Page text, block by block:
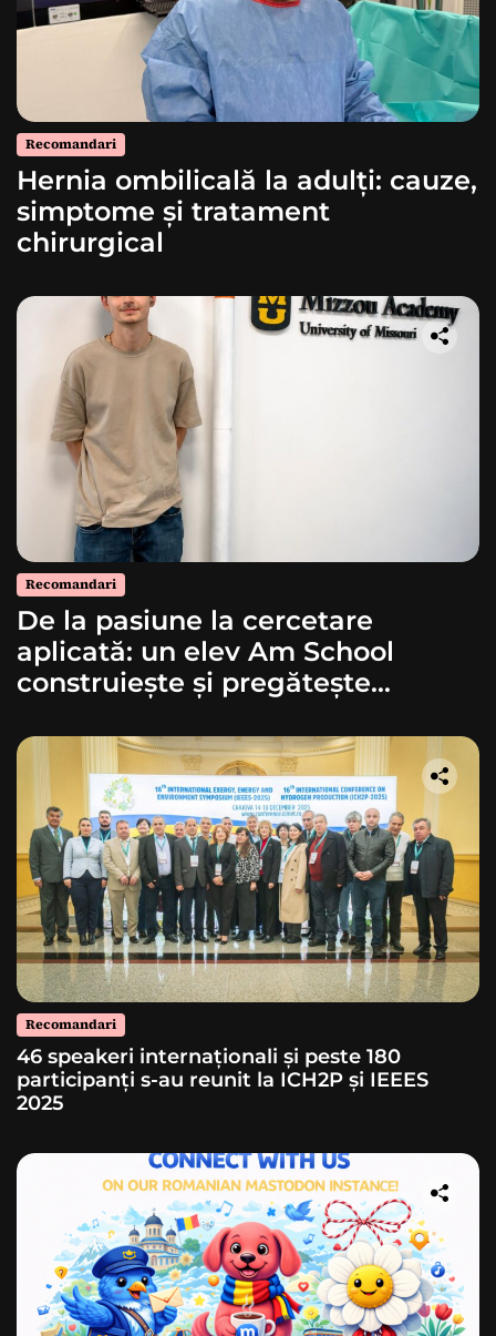
Recomandari
Hernia ombilicală la adulți: cauze,
simptome și tratament
chirurgical
Recomandari
De la pasiune la cercetare
aplicată: un elev Am School
construiește și pregătește
Recomandari
46 speakeri internaționali și peste 180
participanți s-au reunit la ICH2P și IEEES
2025